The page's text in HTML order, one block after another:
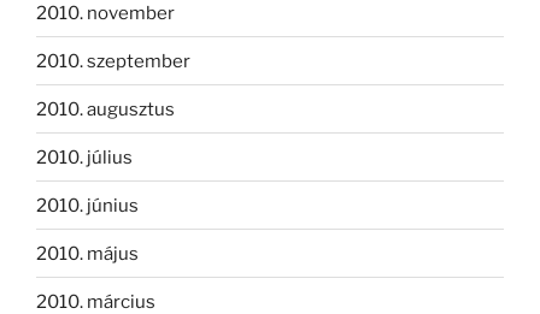
2010. november
2010. szeptember
2010. augusztus
2010. július
2010. június
2010. május
2010. március